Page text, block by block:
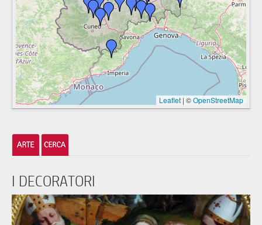
Leaflet | ©OpenStreetMap
I DECORATORI